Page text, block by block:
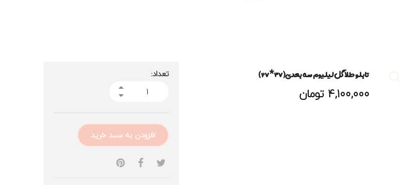
تابلو طلا گل لیلیوم سه بعدی(۳۷*۲۷)
4,100,000 تومان
تعداد:
افزودن به سبد خرید